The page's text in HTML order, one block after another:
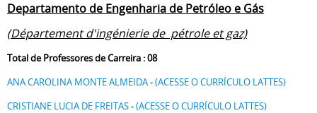
Departamento de Engenharia de Petróleo e Gás
(Département d'ingénierie de pétrole et gaz)
Total de Professores de Carreira : 08
ANA CAROLINA MONTE ALMEIDA-(ACESSE O CURRÍCULO LATTES)
CRISTIANE LUCIA DE FREITAS-(ACESSE O CURRÍCULO LATTES)